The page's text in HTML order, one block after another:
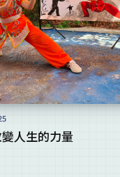
人生的力量